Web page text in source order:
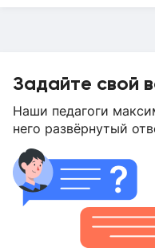
Задайте свой
Наши педагоги
него развёрнутый